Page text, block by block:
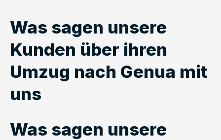
Was sagen unsere
Kunden über ihren
Umzug nach Genua mit
uns
Was sagen unsere